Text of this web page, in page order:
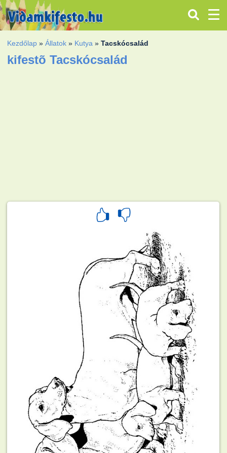
Kezdőlap »Állatok » Kutya »Tacskócsalád
kifestõ Tacskócsalád